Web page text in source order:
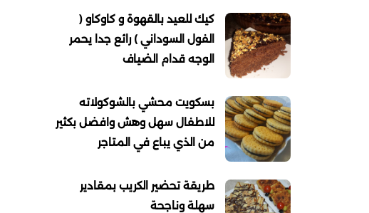
كيك للعيد بالقهوة و كاوكاو (
الفول السوداني ) رائع جدا يحمر
الوجه قدام الضياف
بسكويت محشي بالشوكولاته
للاطفال سهل وهش وافضل بكثير
من الذي يباع في المتاجر
طريقة تحضير الكريب بمقادير
سهلة وناجحة